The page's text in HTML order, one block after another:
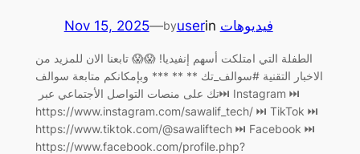
Nov 15, 2025—byuserin فيديوهات
الطفلة التي امتلكت أسهم إنفيديا! 😱😱 تابعنا الان للمزيد من
الاخبار التقنية #سوالف_تك ** ** *** وبإمكانكم متابعة سوالف
تك على منصات التواصل الأجتماعي عبر ‏⏭ Instagram ⏭
https://www.instagram.com/sawalif_tech/ ‏⏭ TikTok ⏭
https://www.tiktok.com/@sawaliftech ‏⏭ Facebook ⏭
https://www.facebook.com/profile.php?